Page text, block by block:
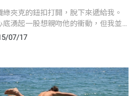
夾克的鈕扣打開，脫下來遞給我。
湧起一股想親吻他的衝動，但我並
07/17